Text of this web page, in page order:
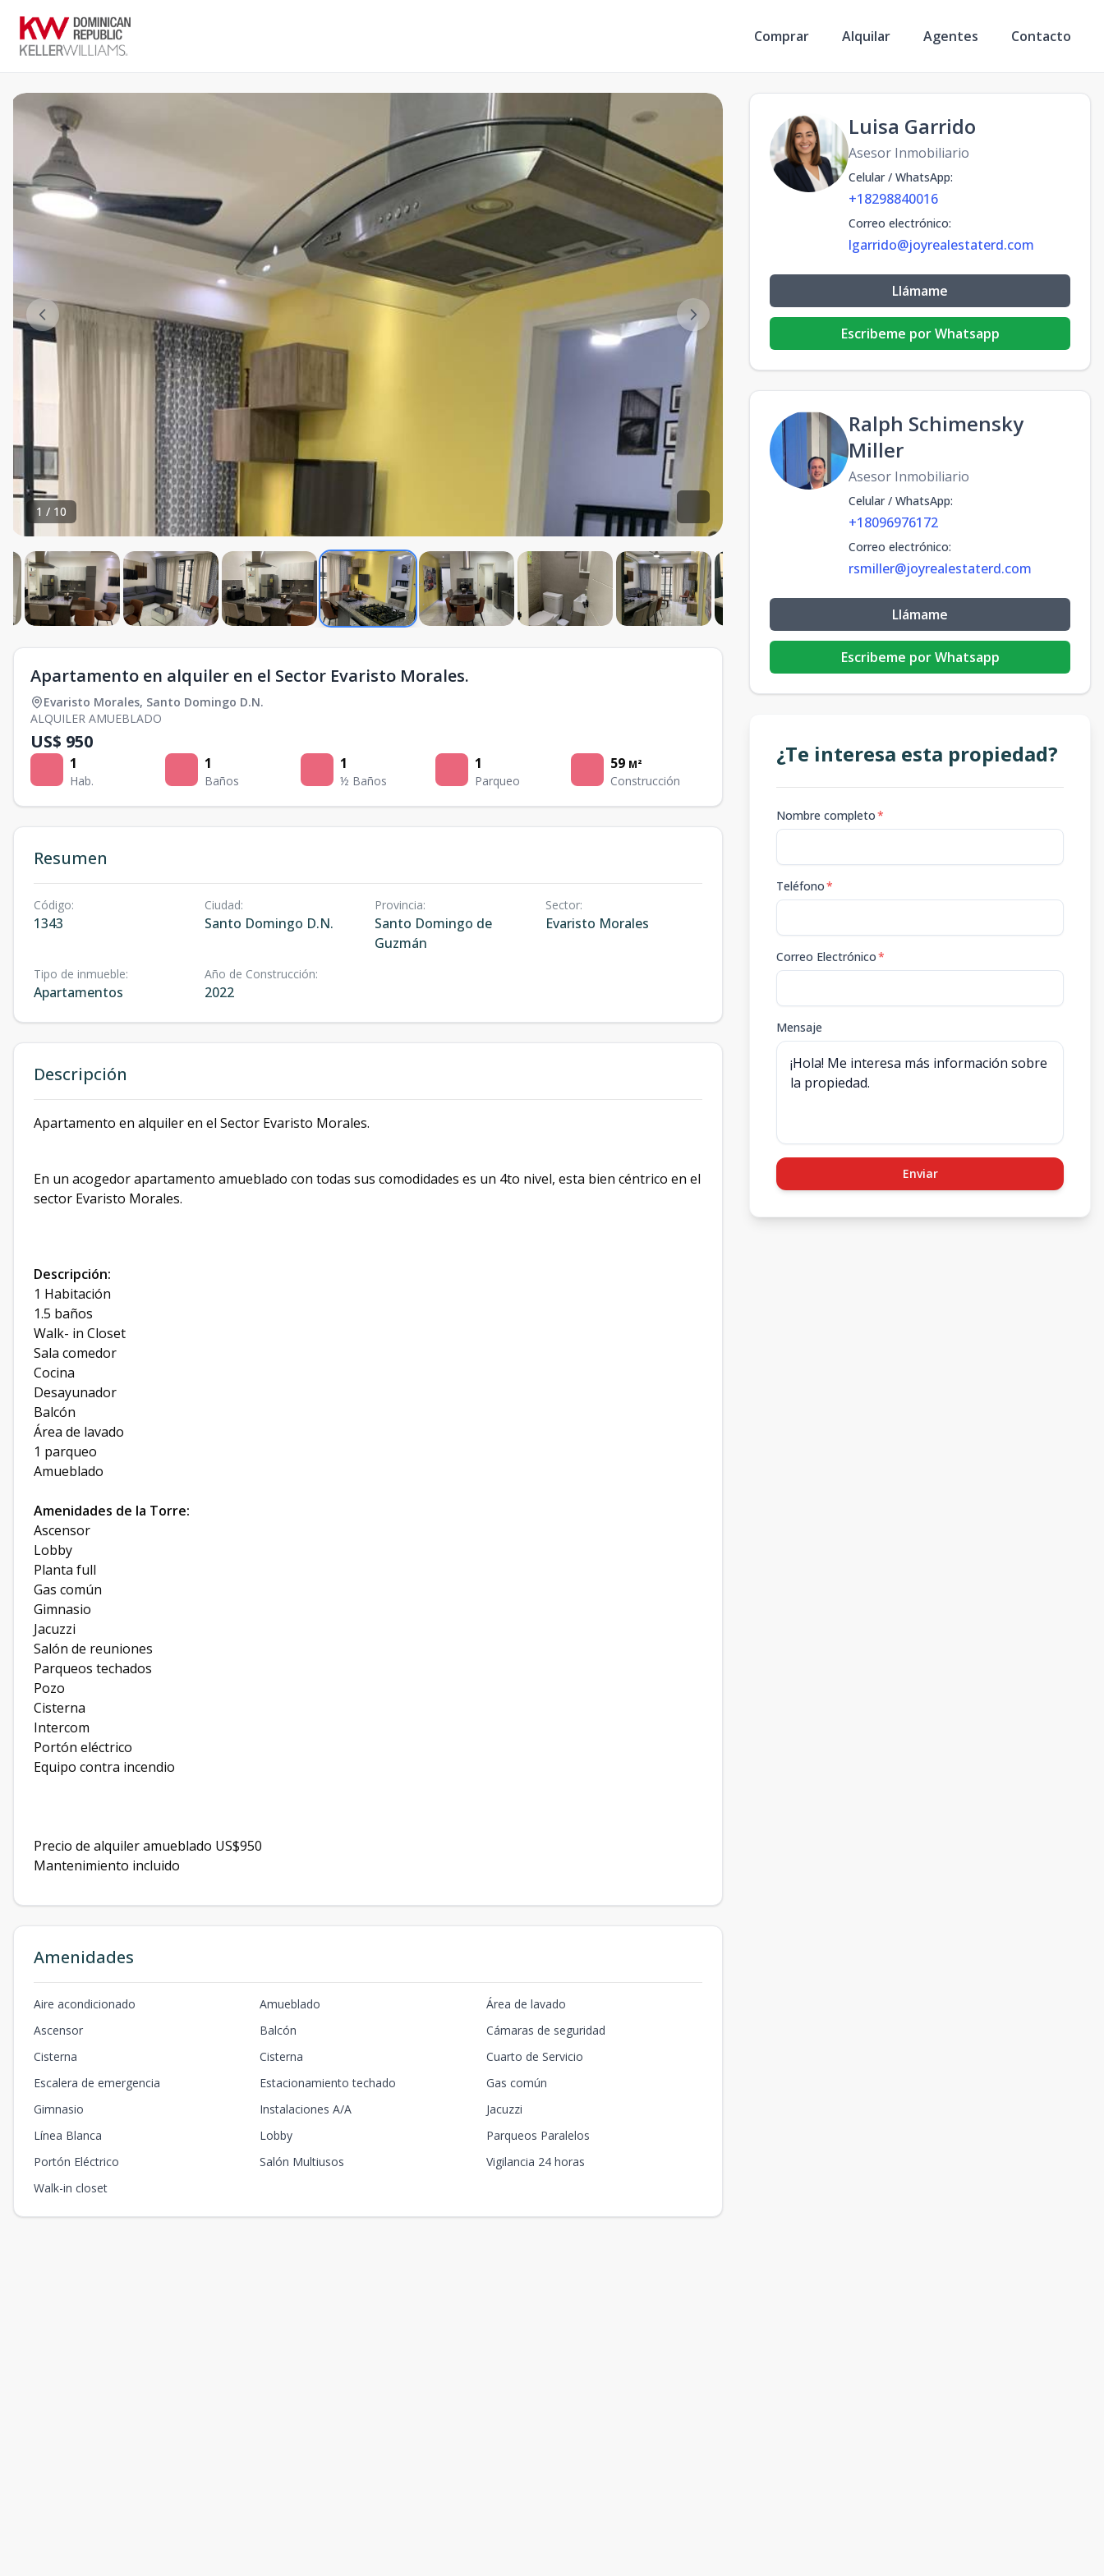
Comprar Alquilar Agentes Contacto
1 / 10
Apartamento en alquiler en el Sector Evaristo Morales.
Evaristo Morales, Santo Domingo D.N.
ALQUILER AMUEBLADO
US$ 950
1
Hab.
1
Baños
1
½ Baños
1
Parqueo
59 M²
Construcción
Resumen
Código:
1343
Ciudad:
Santo Domingo D.N.
Provincia:
Santo Domingo de
Guzmán
Sector:
Evaristo Morales
Tipo de inmueble:
Apartamentos
Año de Construcción:
2022
Descripción
Apartamento en alquiler en el Sector Evaristo Morales.
En un acogedor apartamento amueblado con todas sus comodidades es un 4to nivel, esta bien céntrico en el
sector Evaristo Morales.
Descripción:
1 Habitación
1.5 baños
Walk- in Closet
Sala comedor
Cocina
Desayunador
Balcón
Área de lavado
1 parqueo
Amueblado
Amenidades de la Torre:
Ascensor
Lobby
Planta full
Gas común
Gimnasio
Jacuzzi
Salón de reuniones
Parqueos techados
Pozo
Cisterna
Intercom
Portón eléctrico
Equipo contra incendio
Precio de alquiler amueblado US$950
Mantenimiento incluido
Amenidades
Aire acondicionado Amueblado
Área de lavado
Ascensor
Balcón
Cámaras de seguridad
Cisterna
Cisterna
Cuarto de Servicio
Escalera de emergencia
Estacionamiento techado
Gas común
Gimnasio
Instalaciones A/A
Jacuzzi
Línea Blanca
Lobby
Parqueos Paralelos
Portón Eléctrico
Salón Multiusos
Vigilancia 24 horas
Walk-in closet
Luisa Garrido
Asesor Inmobiliario
Celular / WhatsApp:
+18298840016
Correo electrónico:
lgarrido@joyrealestaterd.com
Llámame
Escribeme por Whatsapp
Ralph Schimensky
Miller
Asesor Inmobiliario
Celular / WhatsApp:
+18096976172
Correo electrónico:
rsmiller@joyrealestaterd.com
Llámame
Escribeme por Whatsapp
¿Te interesa esta propiedad?
Nombre completo*
Teléfono*
Correo Electrónico*
Mensaje
Enviar